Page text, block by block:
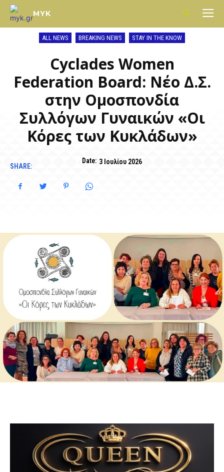
MYK
ALL NEWS BREAKING NEWS STAY IN THE KNOW
Cyclades Women
Federation Board: Νέο Δ.Σ.
στην Ομοσπονδία
Συλλόγων Γυναικών «Οι
Κόρες των Κυκλάδων»
Date: 3 Ιουλίου 2026
SHARE: